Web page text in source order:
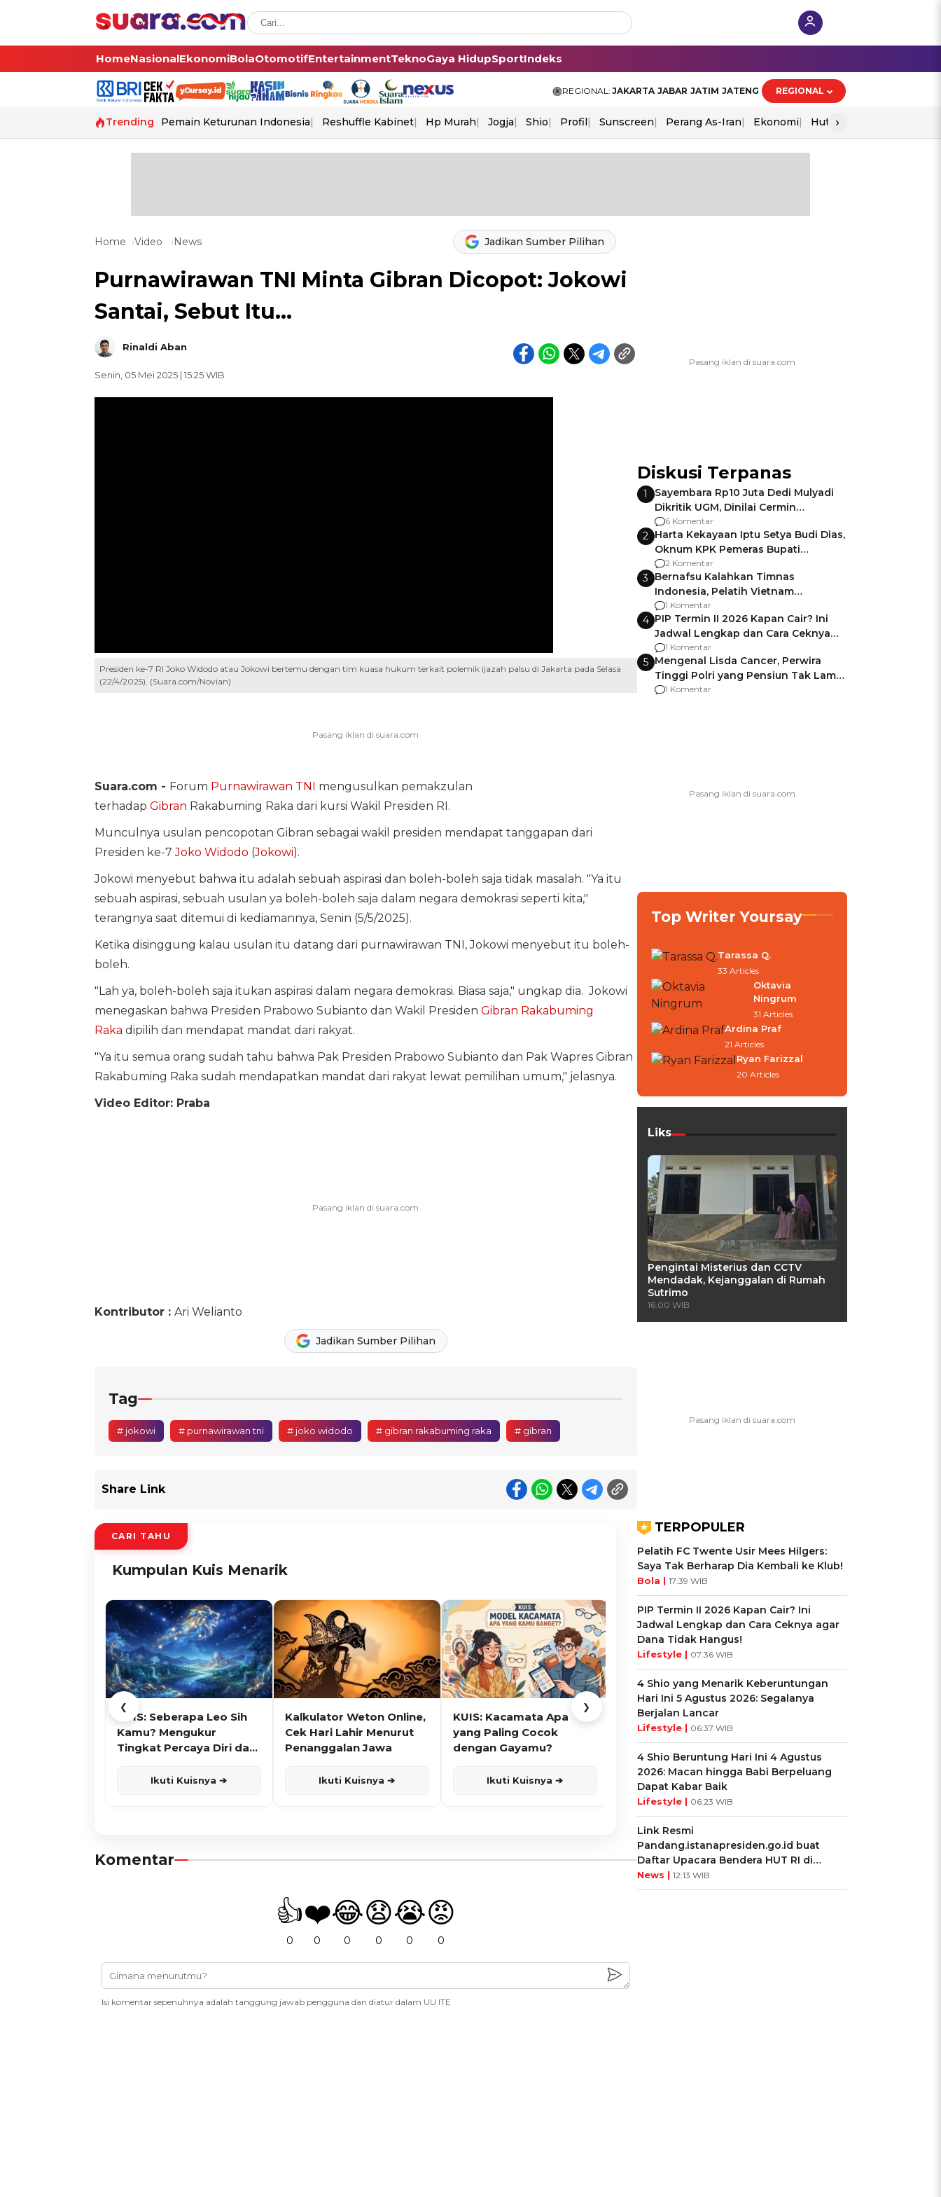
HomeNasionalEkonomiBolaOtomotifEntertainmentTeknoGaya HidupSportIndeks
REGIONAL: JAKARTA JABAR JATIM JATENG REGIONAL
Trending Pemain Keturunan Indonesia Reshuffle Kabinet Hp Murah Jogja Shio Profil Sunscreen Perang As-Iran Ekonomi Hut Ri
›
Home Video News Jadikan Sumber Pilihan
Purnawirawan TNI Minta Gibran Dicopot: Jokowi
Santai, Sebut Itu...
Rinaldi Aban
Senin, 05 Mei 2025 | 15:25 WIB
Presiden ke-7 RI Joko Widodo atau Jokowi bertemu dengan tim kuasa hukum terkait polemik ijazah palsu di Jakarta pada Selasa
(22/4/2025). (Suara.com/Novian)
Suara.com - Forum Purnawirawan TNI mengusulkan pemakzulan
terhadap Gibran Rakabuming Raka dari kursi Wakil Presiden RI.
Munculnya usulan pencopotan Gibran sebagai wakil presiden mendapat tanggapan dari
Presiden ke-7Joko Widodo (Jokowi).
Jokowi menyebut bahwa itu adalah sebuah aspirasi dan boleh-boleh saja tidak masalah. "Ya itu
sebuah aspirasi, sebuah usulan ya boleh-boleh saja dalam negara demokrasi seperti kita,"
terangnya saat ditemui di kediamannya, Senin (5/5/2025).
Ketika disinggung kalau usulan itu datang dari purnawirawan TNI, Jokowi menyebut itu boleh-
boleh.
"Lah ya, boleh-boleh saja itukan aspirasi dalam negara demokrasi. Biasa saja," ungkap dia. Jokowi
menegaskan bahwa Presiden Prabowo Subianto dan Wakil Presiden Gibran Rakabuming
Raka dipilih dan mendapat mandat dari rakyat.
"Ya itu semua orang sudah tahu bahwa Pak Presiden Prabowo Subianto dan Pak Wapres Gibran
Rakabuming Raka sudah mendapatkan mandat dari rakyat lewat pemilihan umum," jelasnya.
Video Editor: Praba
Kontributor : Ari Welianto
Jadikan Sumber Pilihan
Tag
# jokowi # purnawirawan tni # joko widodo # gibran rakabuming raka # gibran
Share Link
CARI TAHU
Kumpulan Kuis Menarik
❮
KUIS: Seberapa Leo Sih
Kamu? Mengukur
Tingkat Percaya Diri dan
Ikuti Kuisnya ➔
Kalkulator Weton Online,
Cek Hari Lahir Menurut
Penanggalan Jawa
Ikuti Kuisnya ➔
KUIS: Kacamata Apa
yang Paling Cocok
dengan Gayamu?
Ikuti Kuisnya ➔
KUIS: Sepatu Mana yang
Cocok dengan
Kepribadianmu?
Ikuti Kuisnya ➔
Cancer?
Ikuti Kuisnya ➔
❯
Komentar
👍
0
❤️
0
😂
0
😧
0
😭
0
😡
0
Isi komentar sepenuhnya adalah tanggung jawab pengguna dan diatur dalam UU ITE
Diskusi Terpanas
1
Sayembara Rp10 Juta Dedi Mulyadi
Dikritik UGM, Dinilai Cermin
Gagalnya Negara Jamin Keamanan
6 Komentar
2 Harta Kekayaan Iptu Setya Budi Dias,
Oknum KPK Pemeras Bupati
Pemalang
2 Komentar
3 Bernafsu Kalahkan Timnas
Indonesia, Pelatih Vietnam
Berencana Pakai Jimat di Pakansari
1 Komentar
4 PIP Termin II 2026 Kapan Cair? Ini
Jadwal Lengkap dan Cara Ceknya
agar Dana Tidak Hangus!
1 Komentar
5 Mengenal Lisda Cancer, Perwira
Tinggi Polri yang Pensiun Tak Lama
Usai Jadi Brigjen
1 Komentar
Top Writer Yoursay
Tarassa Q.
33 Articles
Oktavia
Ningrum
31 Articles
Ardina Praf
21 Articles
Ryan Farizzal
20 Articles
Liks
Pengintai Misterius dan CCTV
Mendadak, Kejanggalan di Rumah
Sutrimo
16:00 WIB
TERPOPULER
Pelatih FC Twente Usir Mees Hilgers:
Saya Tak Berharap Dia Kembali ke Klub!
Bola | 17:39 WIB
PIP Termin II 2026 Kapan Cair? Ini
Jadwal Lengkap dan Cara Ceknya agar
Dana Tidak Hangus!
Lifestyle | 07:36 WIB
4 Shio yang Menarik Keberuntungan
Hari Ini 5 Agustus 2026: Segalanya
Berjalan Lancar
Lifestyle | 06:37 WIB
4 Shio Beruntung Hari Ini 4 Agustus
2026: Macan hingga Babi Berpeluang
Dapat Kabar Baik
Lifestyle | 06:23 WIB
Link Resmi
Pandang.istanapresiden.go.id buat
Daftar Upacara Bendera HUT RI di
Istana Negara
News | 12:13 WIB